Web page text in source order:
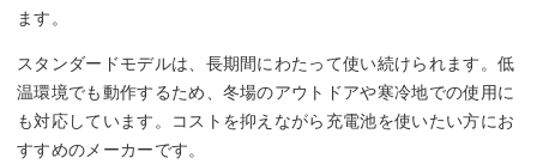
ます。
スタンダードモデルは、長期間にわたって使い続けられます。低
温環境でも動作するため、冬場のアウトドアや寒冷地での使用に
も対応しています。コストを抑えながら充電池を使いたい方にお
すすめのメーカーです。